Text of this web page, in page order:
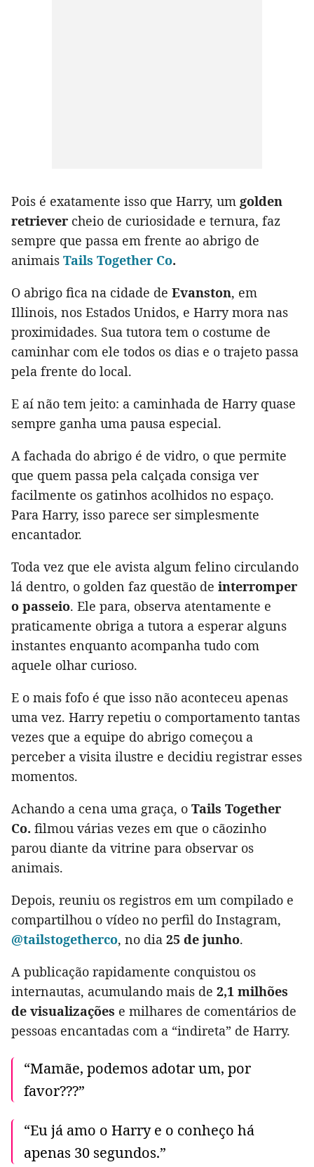
Pois é exatamente isso que Harry, um golden
retriever cheio de curiosidade e ternura, faz
sempre que passa em frente ao abrigo de
animais Tails Together Co.
O abrigo fica na cidade de Evanston, em
Illinois, nos Estados Unidos, e Harry mora nas
proximidades. Sua tutora tem o costume de
caminhar com ele todos os dias e o trajeto passa
pela frente do local.
E aí não tem jeito: a caminhada de Harry quase
sempre ganha uma pausa especial.
A fachada do abrigo é de vidro, o que permite
que quem passa pela calçada consiga ver
facilmente os gatinhos acolhidos no espaço.
Para Harry, isso parece ser simplesmente
encantador.
Toda vez que ele avista algum felino circulando
lá dentro, o golden faz questão de interromper
o passeio. Ele para, observa atentamente e
praticamente obriga a tutora a esperar alguns
instantes enquanto acompanha tudo com
aquele olhar curioso.
E o mais fofo é que isso não aconteceu apenas
uma vez. Harry repetiu o comportamento tantas
vezes que a equipe do abrigo começou a
perceber a visita ilustre e decidiu registrar esses
momentos.
Achando a cena uma graça, o Tails Together
Co. filmou várias vezes em que o cãozinho
parou diante da vitrine para observar os
animais.
Depois, reuniu os registros em um compilado e
compartilhou o vídeo no perfil do Instagram,
@tailstogetherco, no dia 25 de junho.
A publicação rapidamente conquistou os
internautas, acumulando mais de 2,1 milhões
de visualizações e milhares de comentários de
pessoas encantadas com a “indireta” de Harry.
“Mamãe, podemos adotar um, por
favor???”
“Eu já amo o Harry e o conheço há
apenas 30 segundos.”